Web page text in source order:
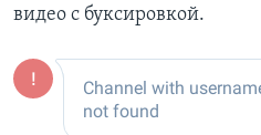
видео с буксировкой.